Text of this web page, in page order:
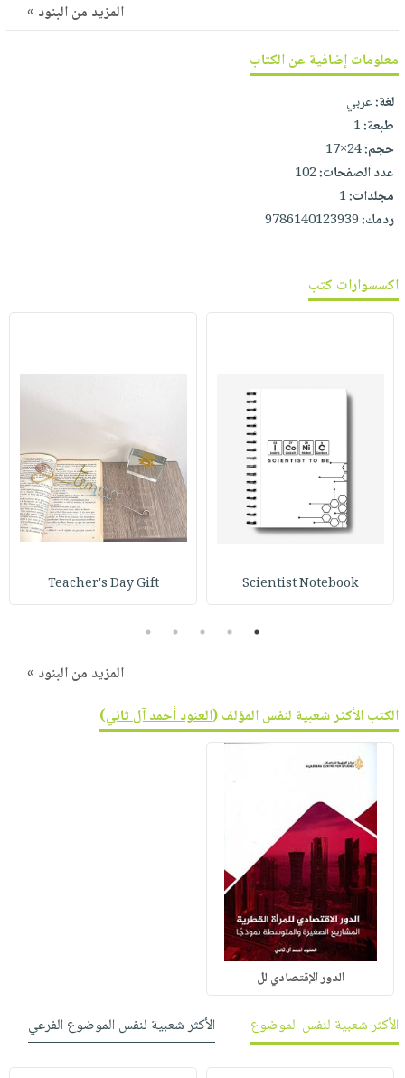
وفرات
انشر
تواصل
معنا
المزيد من البنود »
معلومات إضافية عن الكتاب
لغة:عربي
طبعة:1
حجم:24×17
عدد الصفحات:102
مجلدات:1
ردمك:9786140123939
اكسسوارات كتب
Scientist Notebook
Teacher's Day Gift
1
2
3
4
5
المزيد من البنود »
الكتب الأكثر شعبية لنفس المؤلف (العنود أحمد آل ثاني)
الدور الإقتصادي لل
الأكثر شعبية لنفس الموضوع الأكثر شعبية لنفس الموضوع الفرعي